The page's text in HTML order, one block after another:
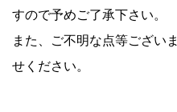
すので予めご了承下さい。
また、ご不明な点等ござい
せください。